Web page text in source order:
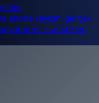
abone sayısını gerçek
ve istatistikler.